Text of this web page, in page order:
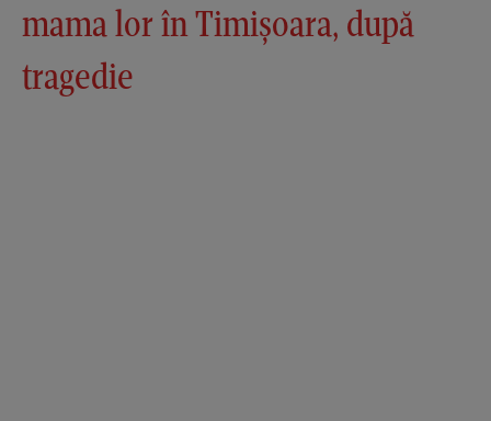
mama lor în Timișoara, după
tragedie